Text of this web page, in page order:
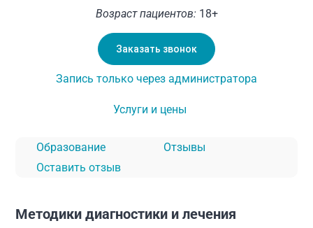
Возраст пациентов:18+
Заказать звонок
Запись только через администратора
Услуги и цены
Образование
Отзывы
Оставить отзыв
Методики диагностики и лечения